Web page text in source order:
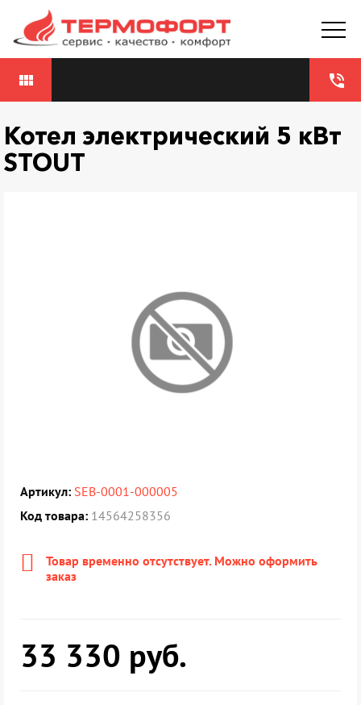
phone_in_talk
view_module
Котел электрический 5 кВт
STOUT
Артикул: SEB-0001-000005
Код товара: 14564258356
Товар временно отсутствует. Можно оформить
заказ
33 330 руб.